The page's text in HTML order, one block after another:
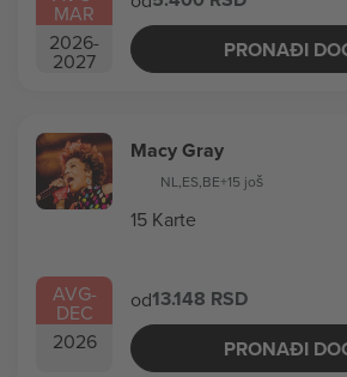
MAR
2026-
2027
PRONAĐI
AVG-
DEC
2026
Macy Gray
NL,ES,BE+15 još
15 Karte
od13.148 RSD
PRONAĐI